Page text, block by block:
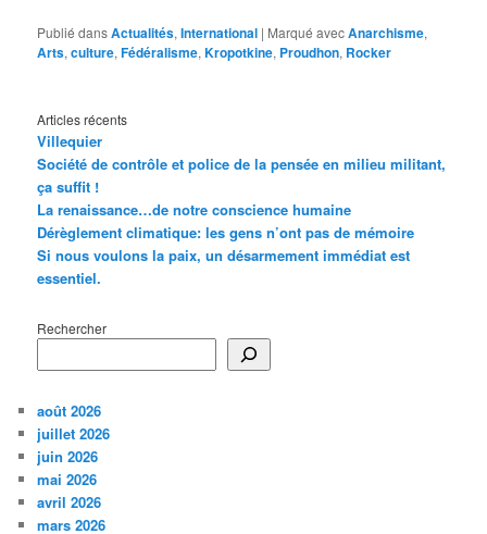
Publié dansActualités,International | Marqué avecAnarchisme,
Arts,culture,Fédéralisme,Kropotkine, Proudhon, Rocker
Articles récents
Villequier
Société de contrôle et police de la pensée en milieu militant,
ça suffit !
La renaissance…de notre conscience humaine
Dérèglement climatique: les gens n’ont pas de mémoire
Si nous voulons la paix, un désarmement immédiat est
essentiel.
Rechercher
août 2026
juillet 2026
juin 2026
mai 2026
avril 2026
mars 2026